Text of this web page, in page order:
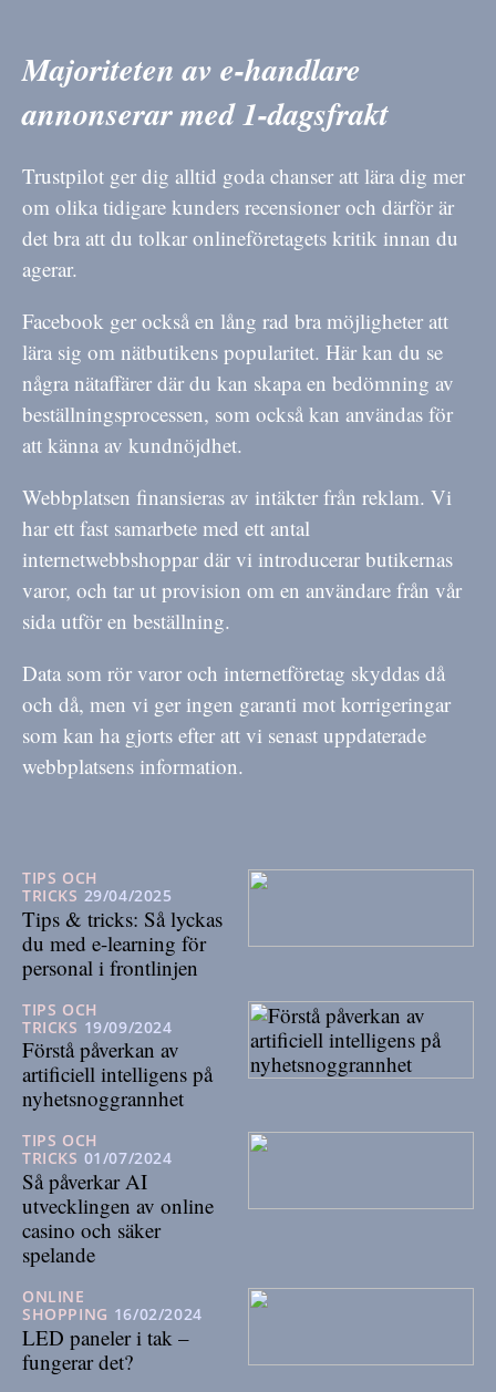
Majoriteten av e-handlare
annonserar med 1-dagsfrakt
Trustpilot ger dig alltid goda chanser att lära dig mer
om olika tidigare kunders recensioner och därför är
det bra att du tolkar onlineföretagets kritik innan du
agerar.
Facebook ger också en lång rad bra möjligheter att
lära sig om nätbutikens popularitet. Här kan du se
några nätaffärer där du kan skapa en bedömning av
beställningsprocessen, som också kan användas för
att känna av kundnöjdhet.
Webbplatsen finansieras av intäkter från reklam. Vi
har ett fast samarbete med ett antal
internetwebbshoppar där vi introducerar butikernas
varor, och tar ut provision om en användare från vår
sida utför en beställning.
Data som rör varor och internetföretag skyddas då
och då, men vi ger ingen garanti mot korrigeringar
som kan ha gjorts efter att vi senast uppdaterade
webbplatsens information.
TIPS OCH
TRICKS 29/04/2025
Tips & tricks: Så lyckas
du med e-learning för
personal i frontlinjen
TIPS OCH
TRICKS 19/09/2024
Förstå påverkan av
artificiell intelligens på
nyhetsnoggrannhet
TIPS OCH
TRICKS 01/07/2024
Så påverkar AI
utvecklingen av online
casino och säker
spelande
ONLINE
SHOPPING 16/02/2024
LED paneler i tak –
fungerar det?